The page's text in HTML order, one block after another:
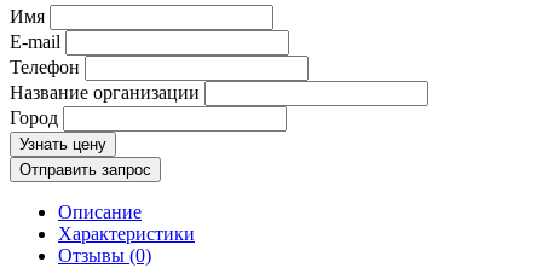
Имя
E-mail
Телефон
Название организации
Город
Узнать цену
Отправить запрос
Описание
Характеристики
Отзывы (0)